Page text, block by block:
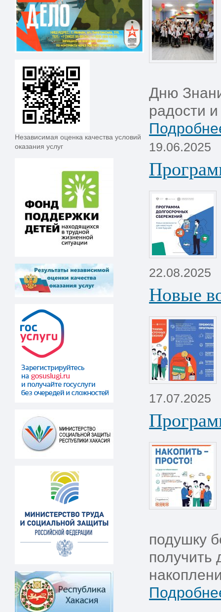
Независимая оценка качества условий
оказания услуг
Дню
радости
19.06.2025
22.08.2025
Новые
17.07.2025
подушку
получить